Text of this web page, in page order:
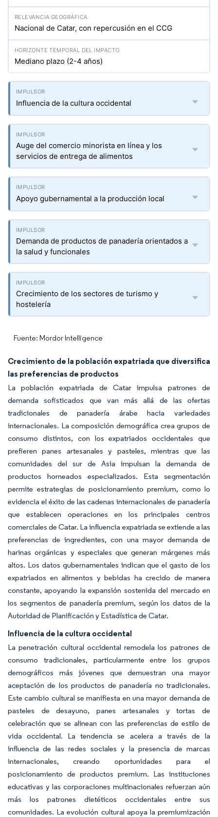
Nacional de Catar, con repercusión en el CCG
Mediano plazo (2-4 años)
Influencia de la cultura occidental
Auge del comercio minorista en línea y los
servicios de entrega de alimentos
Apoyo gubernamental a la producción local
Demanda de productos de panadería orientados a
la salud y funcionales
Crecimiento de los sectores de turismo y
hostelería
Fuente: Mordor Intelligence
Crecimiento de la población expatriada que diversifica
las preferencias de productos
La población expatriada de Catar impulsa patrones de
demanda sofisticados que van más allá de las ofertas
tradicionales de panadería árabe hacia variedades
internacionales. La composición demográfica crea grupos de
consumo distintos, con los expatriados occidentales que
prefieren panes artesanales y pasteles, mientras que las
comunidades del sur de Asia impulsan la demanda de
productos horneados especializados. Esta segmentación
permite estrategias de posicionamiento premium, como lo
evidencia el éxito de las cadenas internacionales de panadería
que establecen operaciones en los principales centros
comerciales de Catar. La influencia expatriada se extiende a las
preferencias de ingredientes, con una mayor demanda de
harinas orgánicas y especiales que generan márgenes más
altos. Los datos gubernamentales indican que el gasto de los
expatriados en alimentos y bebidas ha crecido de manera
constante, apoyando la expansión sostenida del mercado en
los segmentos de panadería premium, según los datos de la
Autoridad de Planificación y Estadística de Catar.
Influencia de la cultura occidental
La penetración cultural occidental remodela los patrones de
consumo tradicionales, particularmente entre los grupos
demográficos más jóvenes que demuestran una mayor
aceptación de los productos de panadería no tradicionales.
Este cambio cultural se manifiesta en una mayor demanda de
pasteles de desayuno, panes artesanales y tortas de
celebración que se alinean con las preferencias de estilo de
vida occidental. La tendencia se acelera a través de la
influencia de las redes sociales y la presencia de marcas
internacionales, creando oportunidades para el
posicionamiento de productos premium. Las instituciones
educativas y las corporaciones multinacionales refuerzan aún
más los patrones dietéticos occidentales entre sus
comunidades. La evolución cultural apoya la premiumización